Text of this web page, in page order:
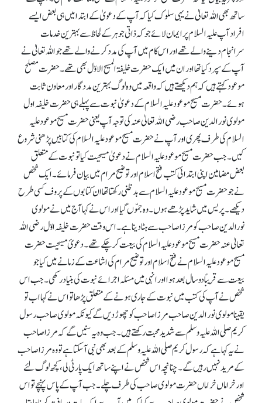
ساتھ بھی اللہ تعالیٰ نے یہی سلوک کیا کہ آپ کے دعویٰ کے ابتدا میں ہی بعض ایسے
افراد آپ علیہ السلام پر ایمان لائے جو کہ ذاتی جوہر کے لحاظ سے بہترین خدمات
سرانجام دینے والے تھے اور اس کام میں آپ کی مدد کرنے والے تھے جو اللہ تعالیٰ نے
آپ کے سپرد کیا تھا اور ان میں ایک حضرت خلیفۃ المسیح الاوّل بھی تھے۔ حضرت مصلح
موعود کہتے ہیں کہ ہم دیکھتے ہیں کہ واقعہ میں وہ لوگ بہترین مددگار اور معاون ثابت
ہوئے۔ حضرت مسیح موعود علیہ السلام کے دعویٰ نبوت سے پہلے ہی حضرت خلیفہ اول
مولوی نور الدین صاحب رضی اللہ تعالیٰ عنہ کی توجہ آپ یعنی حضرت مسیح موعود علیہ
السلام کی طرف پھری اور آپ نے حضرت مسیح موعود علیہ السلام کی کتابیں پڑھنی شروع
کیں۔ جب حضرت مسیح موعود علیہ السلام نے دعویٰ مسیحیت کیا تو نبوت کے متعلق
بعض مضامین اپنی ابتدائی کتب فتح اسلام اور توضیح مرام میں بیان فرمائے۔ ایک شخص
نے جو حضرت مسیح موعود علیہ السلام سے بدظنی رکھتا تھا ان کتابوں کے پروف کسی طرح
دیکھے۔ پریس میں شاید پڑھے ہوں۔ وہ جمّوں گیا اور اس نے کہا آج میں نے مولوی
نورالدین صاحب کو مرزا صاحب سے ہٹا دینا ہے۔ اس وقت حضرت خلیفہ اوّل رضی اللہ
تعالیٰ عنہ حضرت مسیح موعود علیہ السلام کی بیعت کر چکے تھے۔ دعویٔ مسیحیت حضرت
مسیح موعود علیہ السلام نے فتح اسلام اور توضیح مرام کی اشاعت کے زمانے میں کیا جو
بیعت سے قریبًا دو سال بعد ہوا اور انہی میں مسئلہ اجرائے نبوت کی بنیاد رکھی۔ جب اس
شخص نے آپ کی کتب میں نبوت کے جاری ہونے کے متعلق پڑھا تو اس نے کہا اب تو
یقینا مولوی نور الدین صاحب مرزا صاحب کو چھوڑ دیں گے کیونکہ مولوی صاحب رسول
کریم صلی اللہ علیہ وسلم سے شدید محبت رکھتے ہیں۔ جب وہ یہ سنیں گے کہ مرزا صاحب
نے یہ کہا ہے کہ رسول کریم صلی اللہ علیہ وسلم کے بعد بھی نبی آ سکتا ہے تو وہ مرزا صاحب
کے مریدنہیں رہیں گے۔ چنانچہ اس شخص نے اپنے ساتھ ایک پارٹی لی، کچھ لوگ لئے
اور خراماں خراماں حضرت مولوی صاحب کی طرف چلے۔ جب آپ کے پاس پہنچے تو اس